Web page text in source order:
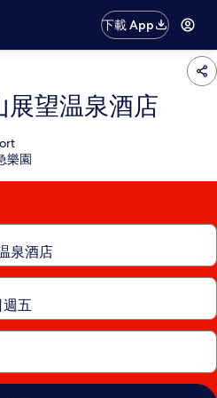
下載 App
展望温泉酒店
樂園